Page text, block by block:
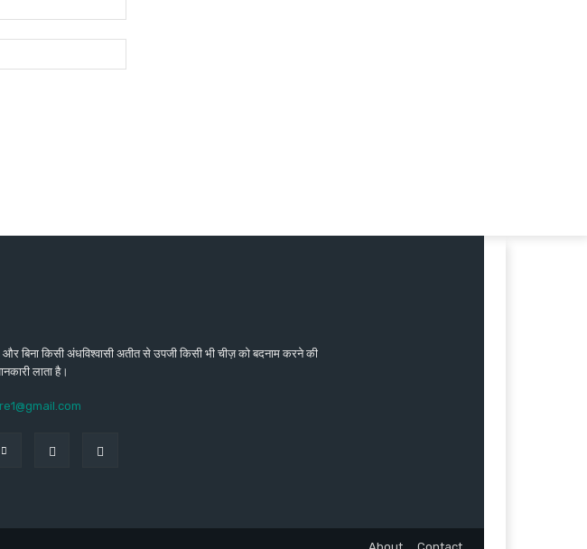
बिना किसी अंधविश्वासी अतीत से उपजी किसी भी चीज़ को बदनाम करने की
लाता है।